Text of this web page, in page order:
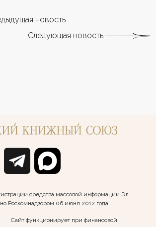
новость
Следующая новость
средства массовой информации Эл
Роскомнадзором 06 июня 2012 года.
Сайт функционирует при финансовой